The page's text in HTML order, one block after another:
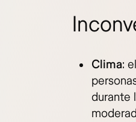
Clima:
durante